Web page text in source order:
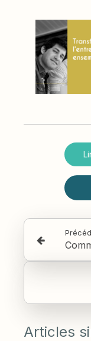
Articles